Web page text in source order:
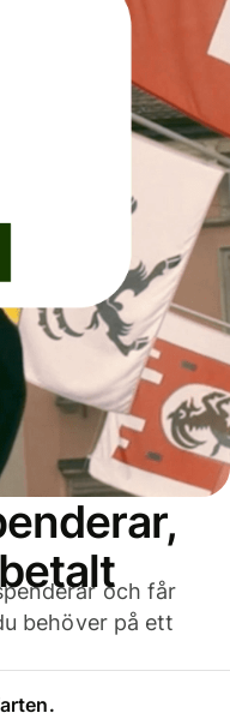
och får
behöver på ett